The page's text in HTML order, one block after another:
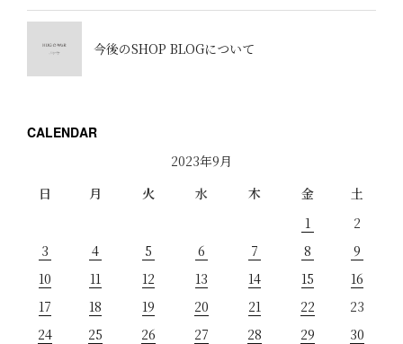
今後のSHOP BLOGについて
CALENDAR
2023年9月
日
月 火 水 木 金
土
1
2
3
4 5 6 7 8
9
10
11 12 13 14 15
16
17
18 19 20 21 22
23
24
25 26 27 28 29 30